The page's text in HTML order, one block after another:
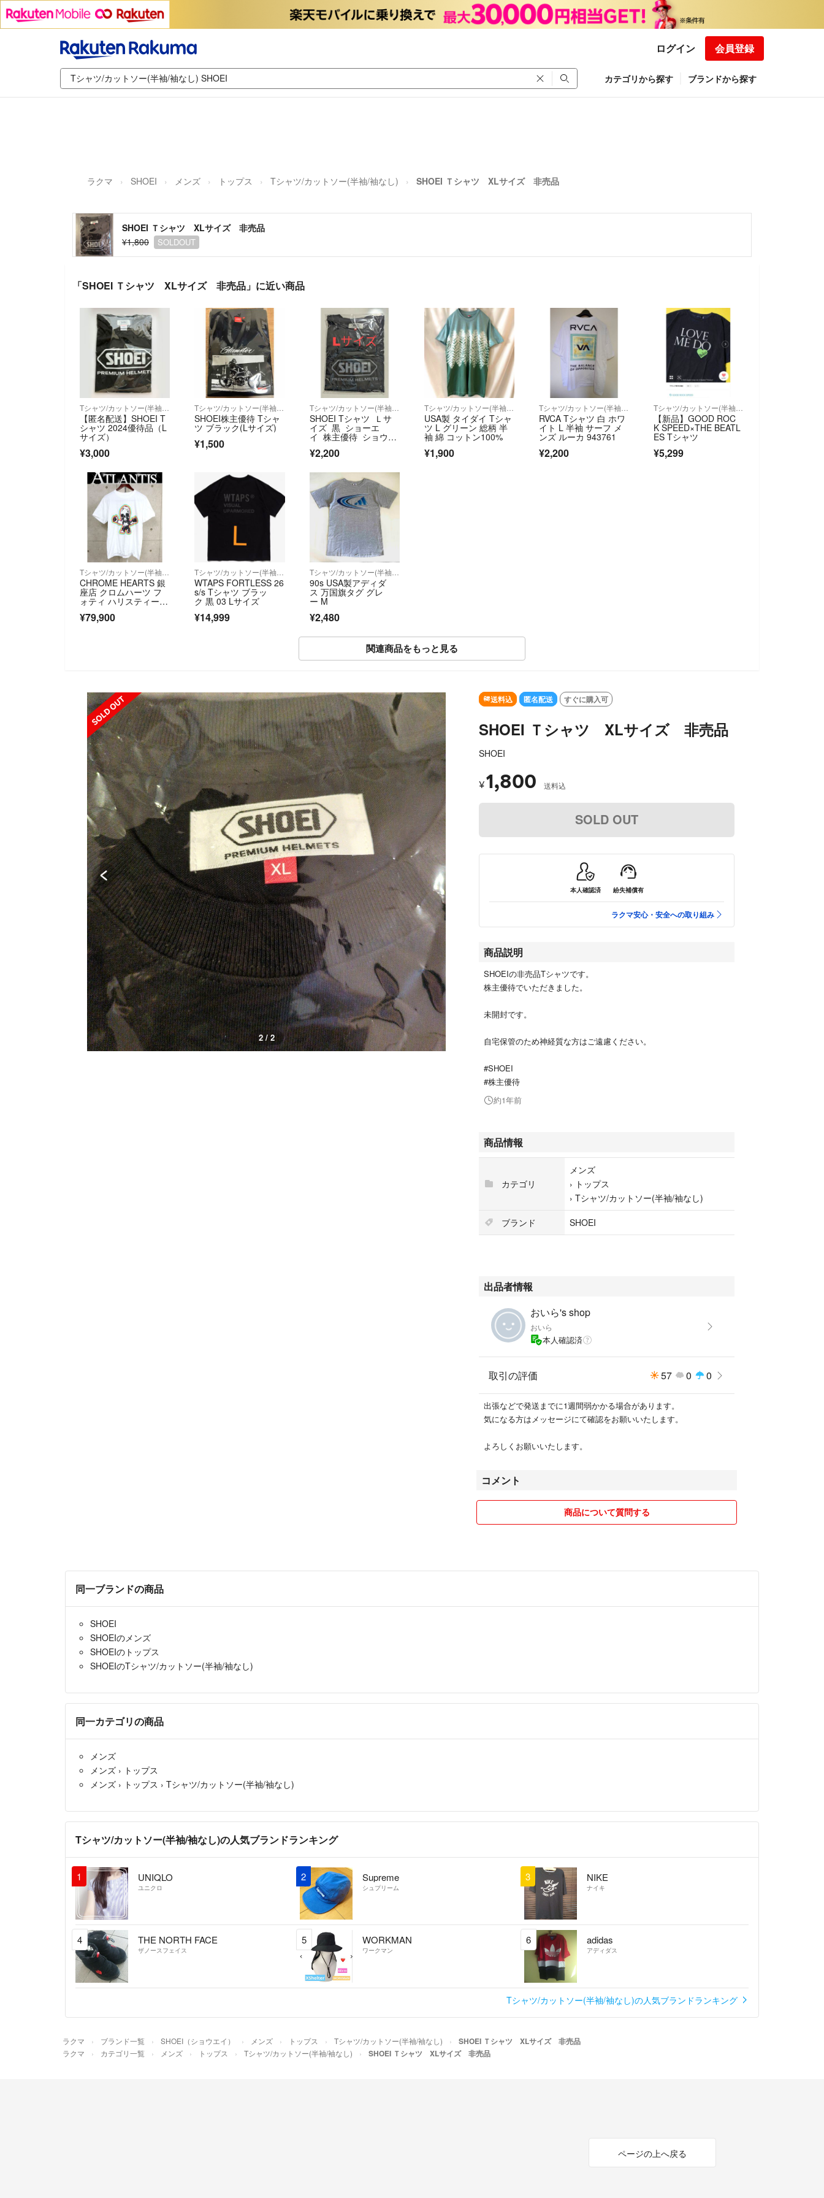
ログイン 会員登録
カテゴリから探す ブランドから探す
ラクマ SHOEI メンズ トップス Tシャツ/カットソー(半袖/袖なし) SHOEI Ｔシャツ XLサイズ 非売品
SHOEI Ｔシャツ XLサイズ 非売品
¥1,800
SOLDOUT
「SHOEI Ｔシャツ XLサイズ 非売品」に近い商品
【匿名配送】SHOEI T
シャツ 2024優待品（L
サイズ）
¥3,000
SHOEI株主優待 Tシャ
ツ ブラック(Lサイズ)
¥1,500
SHOEI Tシャツ Ｌサ
イズ 黒 ショーエ
イ 株主優待 ショウエ
イ
¥2,200
USA製 タイダイ Tシャ
ツ L グリーン 総柄 半
袖 綿 コットン100%
¥1,900
RVCA Tシャツ 白 ホワ
イト L 半袖 サーフ メ
ンズ ルーカ 943761
¥2,200
【新品】GOOD ROC
K SPEED×THE BEATL
ES Tシャツ
¥5,299
CHROME HEARTS 銀
座店 クロムハーツ フ
ォティ ハリスティー
ズ size:M 白 104093
¥79,900
WTAPS FORTLESS 26
s/s Tシャツ ブラッ
ク 黒 03 Lサイズ
¥14,999
90s USA製アディダ
ス 万国旗タグ グレ
ー M
¥2,480
関連商品をもっと見る
SOLD OUT
2 / 2
送料込 匿名配送 すぐに購入可
SHOEI Ｔシャツ XLサイズ 非売品
SHOEI
¥1,800 送料込
SOLD OUT
本人確認済 紛失補償有
ラクマ安心・安全への取り組み
商品説明
SHOEIの非売品Tシャツです。
株主優待でいただきました。
未開封です。
自宅保管のため神経質な方はご遠慮ください。
#SHOEI
#株主優待
約1年前
商品情報
カテゴリ
メンズ
› トップス
› Tシャツ/カットソー(半袖/袖なし)
ブランド
SHOEI
出品者情報
おいら's shop
おいら
本人確認済
取引の評価 57 0 0
出張などで発送までに1週間弱かかる場合があります。
気になる方はメッセージにて確認をお願いいたします。
よろしくお願いいたします。
コメント
商品について質問する
同一ブランドの商品
SHOEI
SHOEIのメンズ
SHOEIのトップス
SHOEIのTシャツ/カットソー(半袖/袖なし)
同一カテゴリの商品
メンズ
メンズ › トップス
メンズ › トップス › Tシャツ/カットソー(半袖/袖なし)
Tシャツ/カットソー(半袖/袖なし)の人気ブランドランキング
1 UNIQLO
ユニクロ
2 Supreme
シュプリーム
3 NIKE
ナイキ
4 THE NORTH FACE
ザノースフェイス
5 WORKMAN
ワークマン
6 adidas
アディダス
Tシャツ/カットソー(半袖/袖なし)の人気ブランドランキング
ラクマ ブランド一覧 SHOEI（ショウエイ） メンズ トップス Tシャツ/カットソー(半袖/袖なし) SHOEI Ｔシャツ XLサイズ 非売品
ラクマ カテゴリ一覧 メンズ トップス Tシャツ/カットソー(半袖/袖なし) SHOEI Ｔシャツ XLサイズ 非売品
ページの上へ戻る